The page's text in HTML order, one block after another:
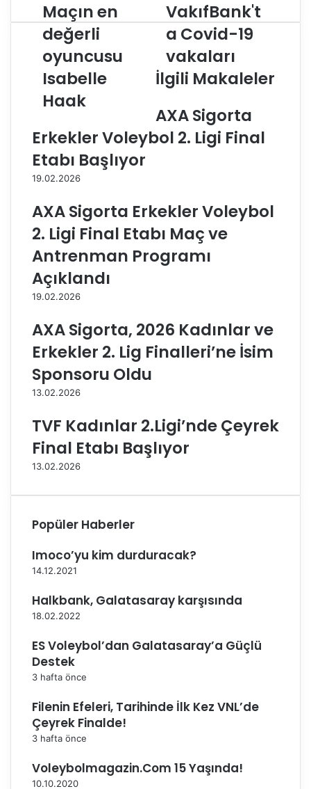
M
a
ç
e
n
d
ğ
e
r
l
o
u
n
u
s
I
a
b
e
e
H
a
Maçın en
değerli
oyuncusu
Isabelle
Haak
V
a
k
ı
B
n
k
'
v
d
-
k
l
VakıfBank't
a Covid-19
vakaları
İlgili Makaleler
AXA Sigorta
Erkekler Voleybol 2. Ligi Final
Etabı Başlıyor
19.02.2026
AXA Sigorta Erkekler Voleybol
2. Ligi Final Etabı Maç ve
Antrenman Programı
Açıklandı
19.02.2026
AXA Sigorta, 2026 Kadınlar ve
Erkekler 2. Lig Finalleri’ne İsim
Sponsoru Oldu
13.02.2026
TVF Kadınlar 2.Ligi’nde Çeyrek
Final Etabı Başlıyor
13.02.2026
Popüler Haberler
Imoco’yu kim durduracak?
14.12.2021
Halkbank, Galatasaray karşısında
18.02.2022
ES Voleybol’dan Galatasaray’a Güçlü
Destek
3 hafta önce
Filenin Efeleri, Tarihinde İlk Kez VNL’de
Çeyrek Finalde!
3 hafta önce
Voleybolmagazin.Com 15 Yaşında!
10.10.2020